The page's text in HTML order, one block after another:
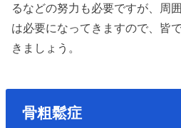
るなどの努力も必要ですが、周
は必要になってきますので、皆
きましょう。
骨粗鬆症